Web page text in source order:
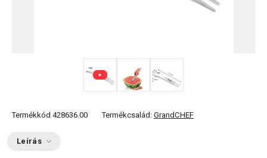
Termékkód 428636.00 Termékcsalád: GrandCHEF
Leírás